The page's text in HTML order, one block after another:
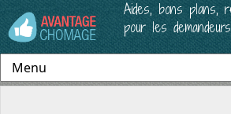
Aides, bons plans,
pour les